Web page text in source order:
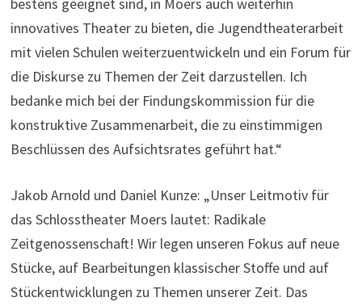
bestens geeignet sind, in Moers auch weiterhin
innovatives Theater zu bieten, die Jugendtheaterarbeit
mit vielen Schulen weiterzuentwickeln und ein Forum für
die Diskurse zu Themen der Zeit darzustellen. Ich
bedanke mich bei der Findungskommission für die
konstruktive Zusammenarbeit, die zu einstimmigen
Beschlüssen des Aufsichtsrates geführt hat.“
Jakob Arnold und Daniel Kunze: „Unser Leitmotiv für
das Schlosstheater Moers lautet: Radikale
Zeitgenossenschaft! Wir legen unseren Fokus auf neue
Stücke, auf Bearbeitungen klassischer Stoffe und auf
Stückentwicklungen zu Themen unserer Zeit. Das